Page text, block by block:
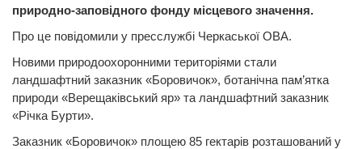
природно-заповідного фонду місцевого значення.
Про це повідомили у пресслужбі Черкаської ОВА.
Новими природоохоронними територіями стали
ландшафтний заказник «Боровичок», ботанічна пам’ятка
природи «Верещаківський яр» та ландшафтний заказник
«Річка Бурти».
Заказник «Боровичок» площею 85 гектарів розташований у